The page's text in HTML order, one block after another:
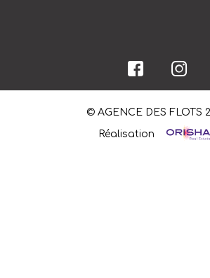
© AGENCE DES FLOTS
Réalisation